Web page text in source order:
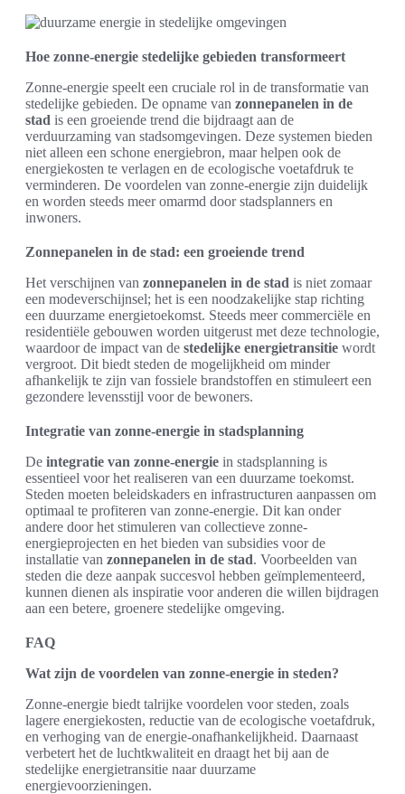
Hoe zonne-energie stedelijke gebieden transformeert
Zonne-energie speelt een cruciale rol in de transformatie van
stedelijke gebieden. De opname van zonnepanelen in de
stad is een groeiende trend die bijdraagt aan de
verduurzaming van stadsomgevingen. Deze systemen bieden
niet alleen een schone energiebron, maar helpen ook de
energiekosten te verlagen en de ecologische voetafdruk te
verminderen. De voordelen van zonne-energie zijn duidelijk
en worden steeds meer omarmd door stadsplanners en
inwoners.
Zonnepanelen in de stad: een groeiende trend
Het verschijnen van zonnepanelen in de stad is niet zomaar
een modeverschijnsel; het is een noodzakelijke stap richting
een duurzame energietoekomst. Steeds meer commerciële en
residentiële gebouwen worden uitgerust met deze technologie,
waardoor de impact van de stedelijke energietransitie wordt
vergroot. Dit biedt steden de mogelijkheid om minder
afhankelijk te zijn van fossiele brandstoffen en stimuleert een
gezondere levensstijl voor de bewoners.
Integratie van zonne-energie in stadsplanning
De integratie van zonne-energie in stadsplanning is
essentieel voor het realiseren van een duurzame toekomst.
Steden moeten beleidskaders en infrastructuren aanpassen om
optimaal te profiteren van zonne-energie. Dit kan onder
andere door het stimuleren van collectieve zonne-
energieprojecten en het bieden van subsidies voor de
installatie van zonnepanelen in de stad. Voorbeelden van
steden die deze aanpak succesvol hebben geïmplementeerd,
kunnen dienen als inspiratie voor anderen die willen bijdragen
aan een betere, groenere stedelijke omgeving.
FAQ
Wat zijn de voordelen van zonne-energie in steden?
Zonne-energie biedt talrijke voordelen voor steden, zoals
lagere energiekosten, reductie van de ecologische voetafdruk,
en verhoging van de energie-onafhankelijkheid. Daarnaast
verbetert het de luchtkwaliteit en draagt het bij aan de
stedelijke energietransitie naar duurzame
energievoorzieningen.